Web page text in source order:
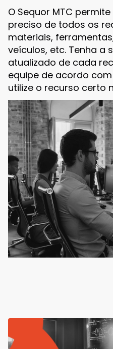
O Sequor MTC
preciso de todos os
materiais,
veículos, etc. Tenha a
atualizado de cada
equipe de acordo
utilize o recurso certo